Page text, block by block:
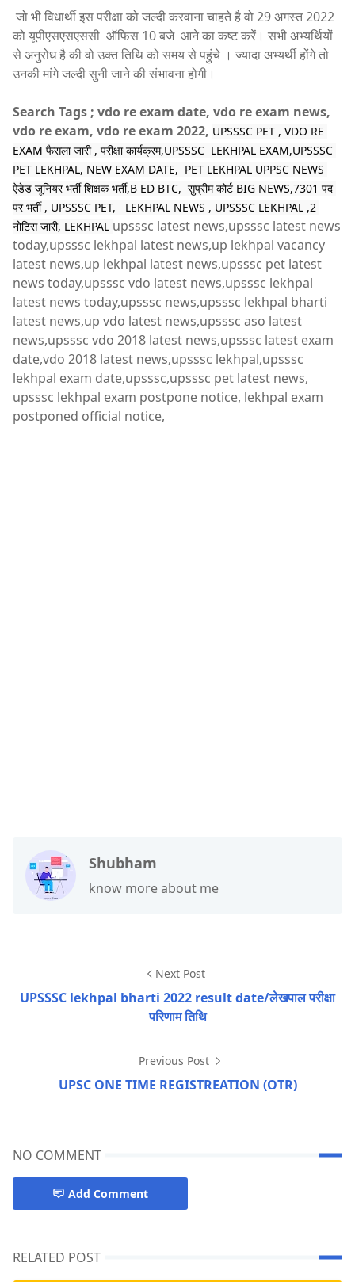
जो भी विधार्थी इस परीक्षा को जल्दी करवाना चाहते है वो 29 अगस्त 2022
को यूपीएसएसएससी ऑफिस 10 बजे आने का कष्ट करें। सभी अभ्यर्थियों
से अनुरोध है की वो उक्त तिथि को समय से पहुंचे । ज्यादा अभ्यर्थी होंगे तो
उनकी मांगे जल्दी सुनी जाने की संभावना होगी।
Search Tags ; vdo re exam date, vdo re exam news,
vdo re exam, vdo re exam 2022, UPSSSC PET , VDO RE
EXAM फैसला जारी , परीक्षा कार्यक्रम,UPSSSC  LEKHPAL EXAM,UPSSSC
PET LEKHPAL, NEW EXAM DATE,  PET LEKHPAL UPPSC NEWS
ऐडेड जूनियर भर्ती शिक्षक भर्ती,B ED BTC,  सुप्रीम कोर्ट BIG NEWS,7301 पद
पर भर्ती , UPSSSC PET,   LEKHPAL NEWS , UPSSSC LEKHPAL ,2
नोटिस जारी, LEKHPAL upsssc latest news,upsssc latest news
today,upsssc lekhpal latest news,up lekhpal vacancy
latest news,up lekhpal latest news,upsssc pet latest
news today,upsssc vdo latest news,upsssc lekhpal
latest news today,upsssc news,upsssc lekhpal bharti
latest news,up vdo latest news,upsssc aso latest
news,upsssc vdo 2018 latest news,upsssc latest exam
date,vdo 2018 latest news,upsssc lekhpal,upsssc
lekhpal exam date,upsssc,upsssc pet latest news,
upsssc lekhpal exam postpone notice, lekhpal exam
postponed official notice,
Shubham
know more about me
Next Post
UPSSSC lekhpal bharti 2022 result date/लेखपाल परीक्षा
परिणाम तिथि
Previous Post
UPSC ONE TIME REGISTREATION (OTR)
NO COMMENT
Add Comment
RELATED POST